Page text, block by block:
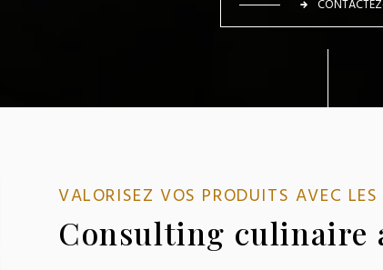
VALORISEZ VOS PRODUITS AVEC
Consulting culinaire